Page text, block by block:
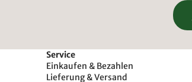
Service
Einkaufen & Bezahlen
Lieferung & Versand